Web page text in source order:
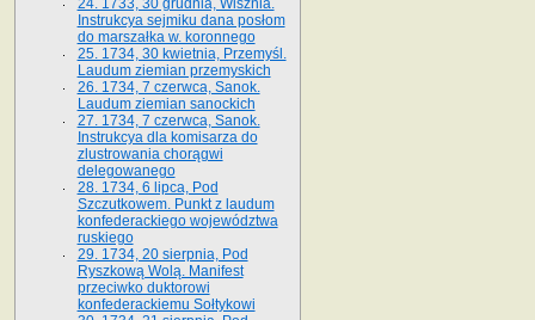
24. 1733, 30 grudnia, Wisznia.
Instrukcya sejmiku dana posłom
do marszałka w. koronnego
25. 1734, 30 kwietnia, Przemyśl.
Laudum ziemian przemyskich
26. 1734, 7 czerwca, Sanok.
Laudum ziemian sanockich
27. 1734, 7 czerwca, Sanok.
Instrukcya dla komisarza do
zlustrowania chorągwi
delegowanego
28. 1734, 6 lipca, Pod
Szczutkowem. Punkt z laudum
konfederackiego województwa
ruskiego
29. 1734, 20 sierpnia, Pod
Ryszkową Wolą. Manifest
przeciwko duktorowi
konfederackiemu Sołtykowi